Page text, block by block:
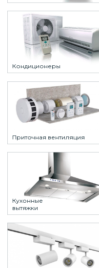
Кондиционеры
Приточная вентиляция
Кухонные
вытяжки